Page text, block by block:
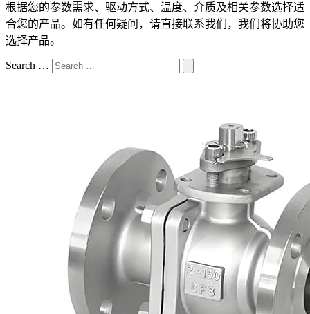
根据您的参数需求、驱动方式、温度、介质及相关参数选择适
合您的产品。如有任何疑问，请直接联系我们，我们将协助您
选择产品。
Search …